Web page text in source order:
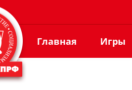
Главная Игры